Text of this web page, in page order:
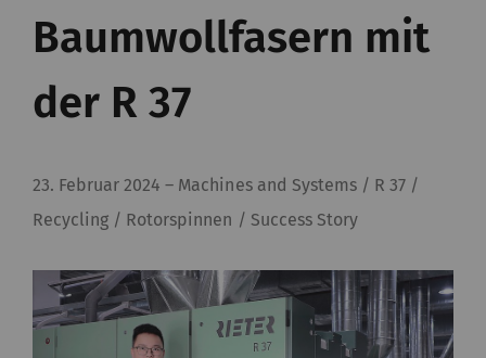
Baumwollfasern mit
der R 37
23. Februar 2024– Machines and Systems / R 37 /
Recycling / Rotorspinnen / Success Story